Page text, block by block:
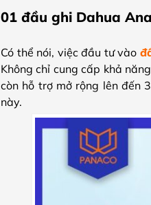
01 đầu ghi Dahua
Có thể nói, việc đầu tư vào
Không chỉ cung cấp khả
còn hỗ trợ mở rộng lên đến
này.